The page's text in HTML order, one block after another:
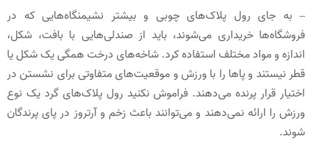
– به ‌جای رول‌ پلاک‌های چوبی و بیشتر نشیمنگاه‌هایی که در
فروشگاه‌ها خریداری می‌شوند، باید از صندلی‌هایی با بافت، شکل،
اندازه و مواد مختلف استفاده کرد. شاخه‌های درخت همگی یک ‌شکل یا
قطر نیستند و پاها را با ورزش و موقعیت‌های متفاوتی برای نشستن در
اختیار قرار پرنده می‌دهند. فراموش نکنید رول ‌پلاک‌های گرد یک نوع
ورزش را ارائه نمی‌دهند و می‌توانند باعث زخم و آرتروز در پای پرندگان
شوند.